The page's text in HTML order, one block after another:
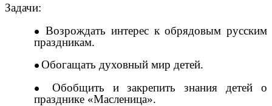
Задачи:
Возрождать интерес к обрядовым русским
праздникам.
Обогащать духовный мир детей.
Обобщить и закрепить знания детей о
празднике «Масленица».